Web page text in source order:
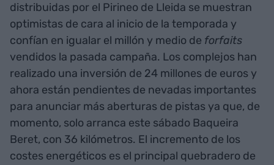
distribuidas por el Pirineo de Lleida se muestran
optimistas de cara al inicio de la temporada y
confían en igualar el millón y medio de forfaits
vendidos la pasada campaña. Los complejos han
realizado una inversión de 24 millones de euros y
ahora están pendientes de nevadas importantes
para anunciar más aberturas de pistas ya que, de
momento, solo arranca este sábado Baqueira
Beret, con 36 kilómetros. El incremento de los
costes energéticos es el principal quebradero de